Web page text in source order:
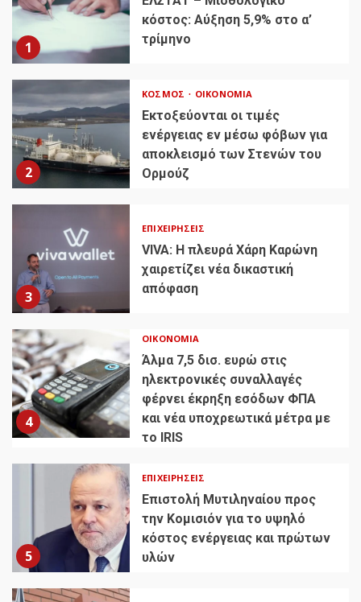
1
κόστος: Αύξηση 5,9% στο α’
τρίμηνο
2
ΚΌΣΜΟΣ ΟΙΚΟΝΟΜΊΑ
Εκτοξεύονται οι τιμές
ενέργειας εν μέσω φόβων για
αποκλεισμό των Στενών του
Ορμούζ
3
ΕΠΙΧΕΙΡΉΣΕΙΣ
VIVA: Η πλευρά Χάρη Καρώνη
χαιρετίζει νέα δικαστική
απόφαση
4
ΟΙΚΟΝΟΜΊΑ
Άλμα 7,5 δισ. ευρώ στις
ηλεκτρονικές συναλλαγές
φέρνει έκρηξη εσόδων ΦΠΑ
και νέα υποχρεωτικά μέτρα με
το IRIS
5
ΕΠΙΧΕΙΡΉΣΕΙΣ
Επιστολή Μυτιληναίου προς
την Κομισιόν για το υψηλό
κόστος ενέργειας και πρώτων
υλών